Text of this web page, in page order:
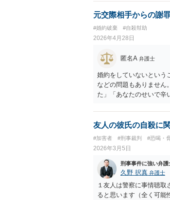
元交際相手からの謝
#婚約破棄 #自殺幇助
2026年4月28日
匿名A 弁護士
婚約をしていないという
などの問題もありません
た」「あなたのせいで辛
大人が親を連れて（親も
警察にストーカー事案と
友人の彼氏の自殺に
#加害者 #刑事裁判 #恐喝・
2026年3月5日
刑事事件に強い弁護
久野 択真 弁護士
１友人は警察に事情聴
ると思います（全く可能